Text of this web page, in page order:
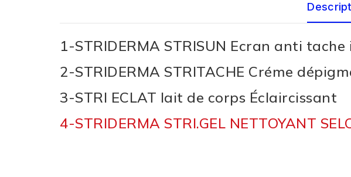
1-STRIDERMA STRISUN Ecran anti
2-STRIDERMA STRITACHE Créme
3-STRI ECLAT lait de corps Éclaircissant
4-STRIDERMA STRI.GEL NETTOYANT